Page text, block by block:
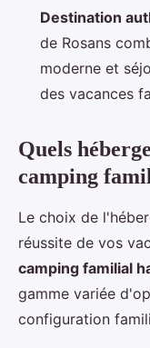
Destination
de Rosans
moderne et
des vacances
Quels
camping
Le choix de
réussite de vos
camping familial
gamme variée
configuration